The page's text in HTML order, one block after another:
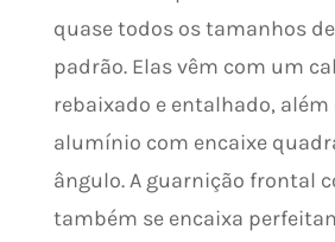
quase todos os tamanhos
padrão. Elas vêm com um
rebaixado e entalhado, além
alumínio com encaixe
ângulo. A guarnição frontal
também se encaixa